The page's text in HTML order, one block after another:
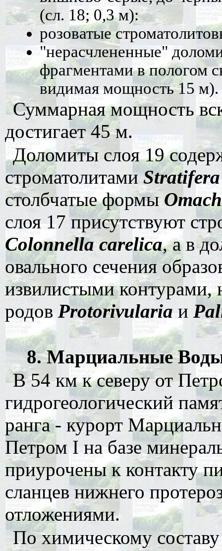
(сл. 18; 0,3 м):
розоватые
"нерасчлененные"
фрагментами в пологом
видимая мощность 15 м).
Суммарная мощность
достигает 45 м.
Доломиты слоя 19
строматолитами
столбчатые формы
слоя 17 присутствуют
Colonnella carelica, а в
овального сечения
извилистыми
родов Protorivulariaи
8. Марциальные
В 54 км к северу от
гидрогеологический
ранга - курорт
Петром I на базе
приурочены к контакту
сланцев нижнего
отложениями.
По химическому